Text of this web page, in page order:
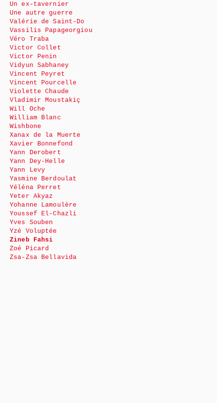
Un ex-tavernier
Une autre guerre
Valérie de Saint-Do
Vassilis Papageorgiou
Véro Traba
Victor Collet
Victor Penin
Vidyun Sabhaney
Vincent Peyret
Vincent Pourcelle
Violette Chaude
Vladimir Moustakiç
Will Oche
William Blanc
Wishbone
Xanax de la Muerte
Xavier Bonnefond
Yann Derobert
Yann Dey-Helle
Yann Levy
Yasmine Berdoulat
Yéléna Perret
Yeter Akyaz
Yohanne Lamoulère
Youssef El-Chazli
Yves Souben
Yzé Voluptée
Zineb Fahsi
Zoé Picard
Zsa-Zsa Bellavida